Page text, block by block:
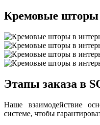
Кремовые шторы
Этапы заказа в
Наше взаимодействие
системе, чтобы